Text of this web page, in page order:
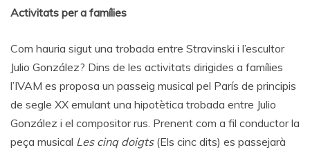
Activitats per a famílies
Com hauria sigut una trobada entre Stravinski i l’escultor
Julio González? Dins de les activitats dirigides a famílies
l’IVAM es proposa un passeig musical pel París de principis
de segle XX emulant una hipotètica trobada entre Julio
González i el compositor rus. Prenent com a fil conductor la
peça musical Les cinq doigts(Els cinc dits) es passejarà